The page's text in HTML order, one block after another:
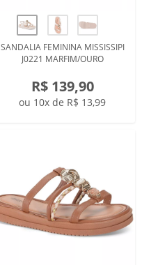
SANDALIA FEMININA MISSISSIPI
J0221 MARFIM/OURO
R$ 139,90
ou 10x de R$ 13,99